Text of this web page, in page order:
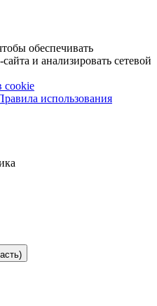
обеспечивать
и анализировать сетевой
cookie
использования